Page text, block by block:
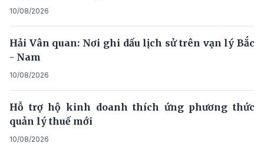
10/08/2026
Hải Vân quan: Nơi ghi dấu lịch sử trên vạn lý Bắc
- Nam
10/08/2026
Hỗ trợ hộ kinh doanh thích ứng phương thức
quản lý thuế mới
10/08/2026